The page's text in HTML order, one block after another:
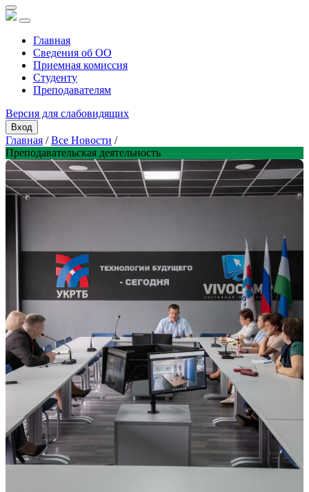
Главная
Сведения об ОО
Приемная комиссия
Студенту
Преподавателям
Версия для слабовидящих
Вход
Главная /Все Новости /
Преподавательская деятельность